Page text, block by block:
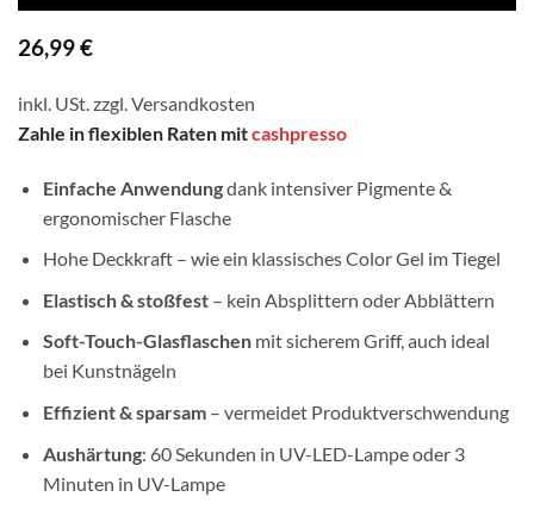
26,99€
inkl. USt. zzgl.Versandkosten
Zahle in flexiblen Raten mitcashpresso
Einfache Anwendungdank intensiver Pigmente &
ergonomischer Flasche
Hohe Deckkraft – wie ein klassisches Color Gel im Tiegel
Elastisch & stoßfest– kein Absplittern oder Abblättern
Soft-Touch-Glasflaschenmit sicherem Griff, auch ideal
bei Kunstnägeln
Effizient & sparsam– vermeidet Produktverschwendung
Aushärtung: 60 Sekunden in UV-LED-Lampe oder 3
Minuten in UV-Lampe